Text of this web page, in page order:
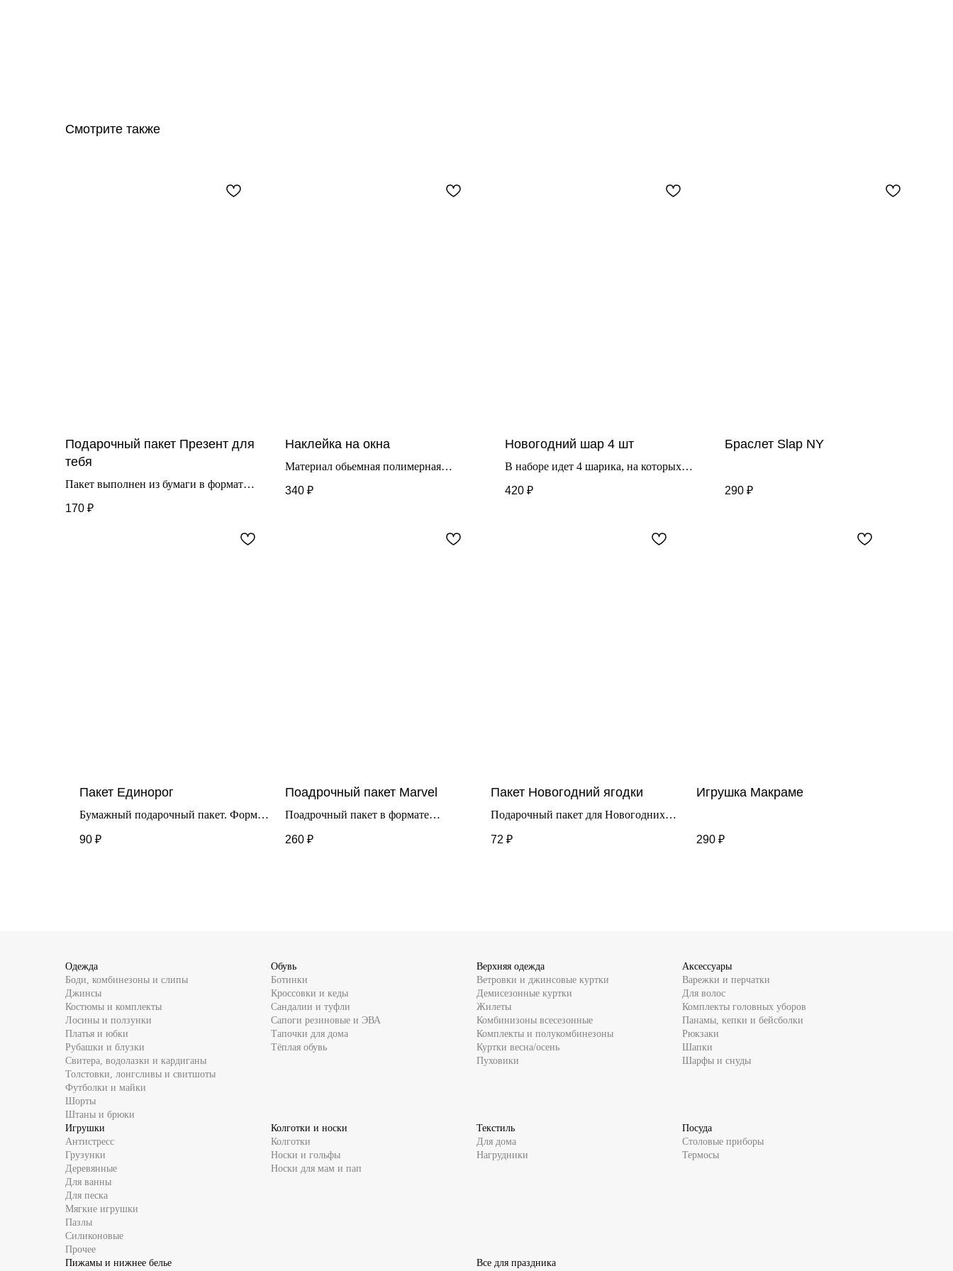
Смотрите также
Подарочный пакет Презент для
тебя
Пакет выполнен из бумаги в формате
170 ₽
Наклейка на окна
Материал обьемная полимерная
Подходит для окон и стеклянных
340 ₽
Новогодний шар 4 шт
В наборе идет 4 шарика, на которых
только проявить фантазию и
420 ₽
Браслет Slap NY
290 ₽
Пакет Единорог
Бумажный подарочный пакет. Формат
90 ₽
Поадрочный пакет Marvel
Поадрочный пакет в формате
бумаги.
260 ₽
Пакет Новогодний ягодки
Подарочный пакет для Новогодних
72 ₽
Игрушка Макраме
290 ₽
Одежда
Боди, комбинезоны и слипы
Джинсы
Костюмы и комплекты
Лосины и ползунки
Платья и юбки
Рубашки и блузки
Свитера, водолазки и кардиганы
Толстовки, лонгсливы и свитшоты
Футболки и майки
Шорты
Штаны и брюки
Обувь
Ботинки
Кроссовки и кеды
Сандалии и туфли
Сапоги резиновые и ЭВА
Тапочки для дома
Тёплая обувь
Верхняя одежда
Ветровки и джинсовые куртки
Демисезонные куртки
Жилеты
Комбинизоны всесезонные
Комплекты и полукомбинезоны
Куртки весна/осень
Пуховики
Аксессуары
Варежки и перчатки
Для волос
Комплекты головных уборов
Панамы, кепки и бейсболки
Рюкзаки
Шапки
Шарфы и снуды
Игрушки
Антистресс
Грузунки
Деревянные
Для ванны
Для песка
Мягкие игрушки
Пазлы
Силиконовые
Прочее
Колготки и носки
Колготки
Носки и гольфы
Носки для мам и пап
Текстиль
Для дома
Нагрудники
Посуда
Столовые приборы
Термосы
Пижамы и нижнее белье
Все для праздника